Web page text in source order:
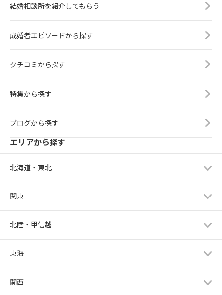
結婚相談所を紹介してもらう
成婚者エピソードから探す
クチコミから探す
特集から探す
ブログから探す
エリアから探す
北海道・東北
関東
北陸・甲信越
東海
関西